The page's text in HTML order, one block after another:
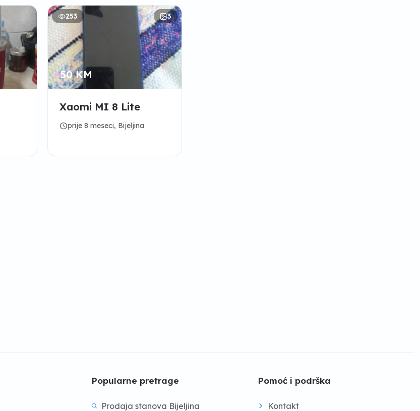
253 3
50 KM
Xaomi MI 8 Lite
scheduleprije 8 meseci, Bijeljina
Popularne pretrage
Prodaja stanova Bijeljina
Pomoć i podrška
Kontakt